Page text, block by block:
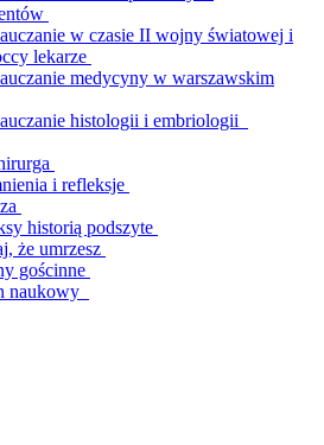
w czasie II wojny światowej i
lekarze
medycyny w warszawskim
histologii i embriologii
i refleksje
historią podszyte
że umrzesz
gościnne
naukowy